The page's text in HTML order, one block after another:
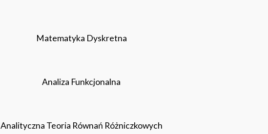
Matematyka Dyskretna
Analiza Funkcjonalna
Analityczna Teoria Równań Różniczkowych